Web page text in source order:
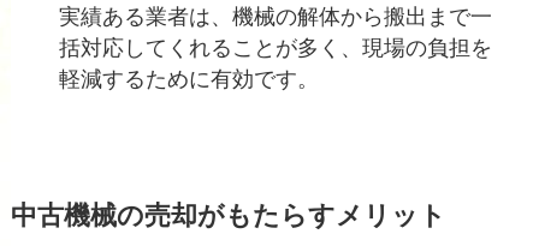
実績ある業者は、機械の解体から搬出まで一
括対応してくれることが多く、現場の負担を
軽減するために有効です。
中古機械の売却がもたらすメリット